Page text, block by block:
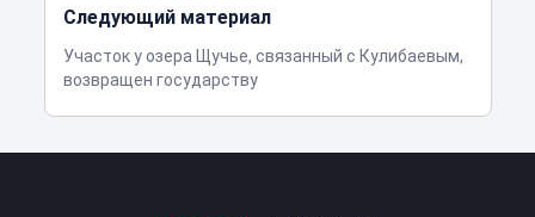
Следующий материал
Участок у озера Щучье, связанный с Кулибаевым,
возвращен государству